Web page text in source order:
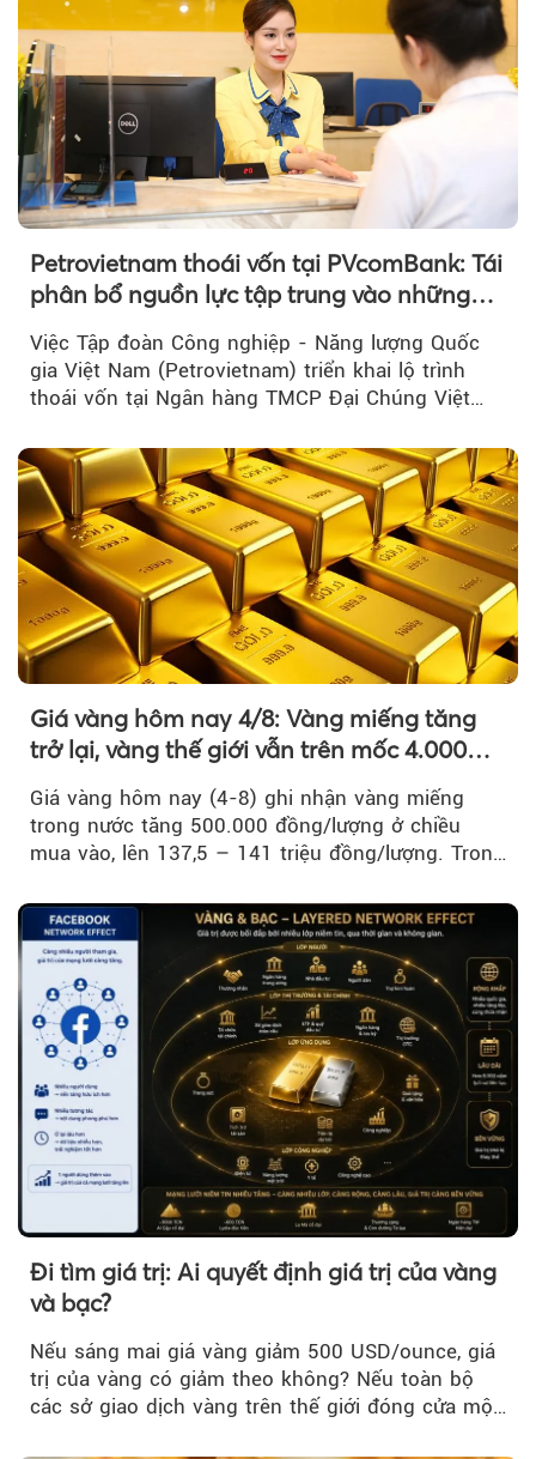
Petrovietnam thoái vốn tại PVcomBank: Tái
phân bổ nguồn lực tập trung vào những
Việc Tập đoàn Công nghiệp - Năng lượng Quốc
gia Việt Nam (Petrovietnam) triển khai lộ trình
thoái vốn tại Ngân hàng TMCP Đại Chúng Việt
Giá vàng hôm nay 4/8: Vàng miếng tăng
trở lại, vàng thế giới vẫn trên mốc 4.000
Giá vàng hôm nay (4-8) ghi nhận vàng miếng
trong nước tăng 500.000 đồng/lượng ở chiều
mua vào, lên 137,5 – 141 triệu đồng/lượng. Trong
trì trên ngưỡng 4.000 USD/ounce.
Đi tìm giá trị: Ai quyết định giá trị của vàng
và bạc?
Nếu sáng mai giá vàng giảm 500 USD/ounce, giá
trị của vàng có giảm theo không? Nếu toàn bộ
các sở giao dịch vàng trên thế giới đóng cửa một